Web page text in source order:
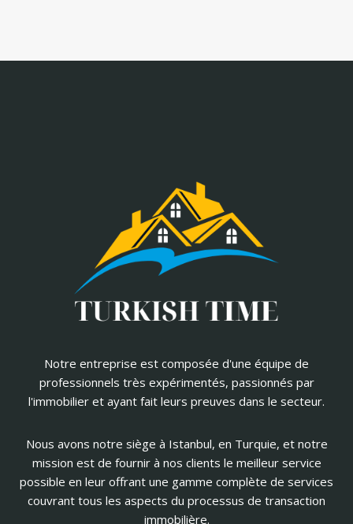
Notre entreprise est composée d'une équipe de
professionnels très expérimentés, passionnés par
l'immobilier et ayant fait leurs preuves dans le secteur.
Nous avons notre siège à Istanbul, en Turquie, et notre
mission est de fournir à nos clients le meilleur service
possible en leur offrant une gamme complète de services
couvrant tous les aspects du processus de transaction
immobilière.